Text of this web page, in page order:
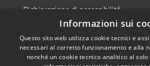
Dichiarazione di accessibilità
Informazioni sui
Questo sito web utilizza cookie tecnici e
necessari al corretto funzionamento e alla
nonché un cookie tecnico analitico al